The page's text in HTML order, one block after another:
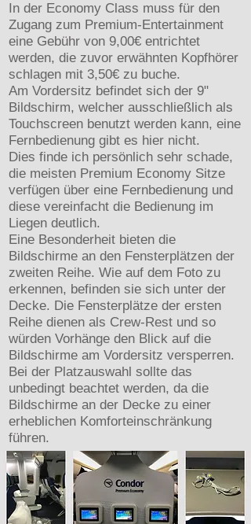
In der Economy Class muss für den
Zugang zum Premium-Entertainment
eine Gebühr von 9,00€ entrichtet
werden, die zuvor erwähnten Kopfhörer
schlagen mit 3,50€ zu buche.
Am Vordersitz befindet sich der 9"
Bildschirm, welcher ausschließlich als
Touchscreen benutzt werden kann, eine
Fernbedienung gibt es hier nicht.
Dies finde ich persönlich sehr schade,
die meisten Premium Economy Sitze
verfügen über eine Fernbedienung und
diese vereinfacht die Bedienung im
Liegen deutlich.
Eine Besonderheit bieten die
Bildschirme an den Fensterplätzen der
zweiten Reihe. Wie auf dem Foto zu
erkennen, befinden sie sich unter der
Decke. Die Fensterplätze der ersten
Reihe dienen als Crew-Rest und so
würden Vorhänge den Blick auf die
Bildschirme am Vordersitz versperren.
Bei der Platzauswahl sollte das
unbedingt beachtet werden, da die
Bildschirme an der Decke zu einer
erheblichen Komforteinschränkung
führen.